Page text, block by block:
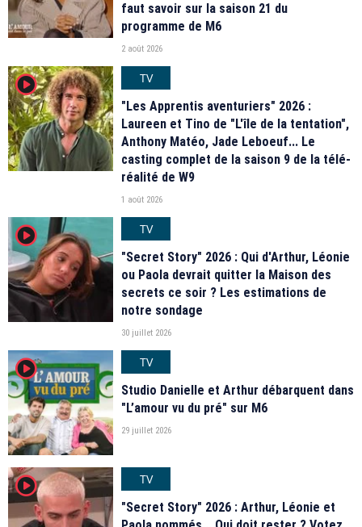
faut savoir sur la saison 21 du
programme de M6
2 août 2026
player2
TV
"Les Apprentis aventuriers" 2026 :
Laureen et Tino de "L'île de la tentation",
Anthony Matéo, Jade Leboeuf... Le
casting complet de la saison 9 de la télé-
réalité de W9
1 août 2026
player2
TV
"Secret Story" 2026 : Qui d'Arthur, Léonie
ou Paola devrait quitter la Maison des
secrets ce soir ? Les estimations de
notre sondage
30 juillet 2026
player2
TV
Studio Danielle et Arthur débarquent dans
"L’amour vu du pré" sur M6
29 juillet 2026
player2
TV
"Secret Story" 2026 : Arthur, Léonie et